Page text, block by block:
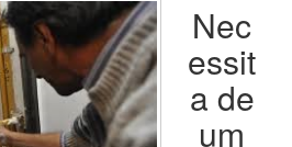
Nec
essit
a de
um